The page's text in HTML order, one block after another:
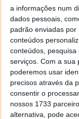
a informações num
dados pessoais,
padrão enviadas
conteúdos
conteúdos,
serviços. Com a sua
poderemos usar
precisos através da
consentir o
nossos 1733
alternativa, pode
O utilizador
atleta(onde
são mais baixo),
batimentos
média). Outra
Recarga, ou
indicadas pelo
ou menos que o